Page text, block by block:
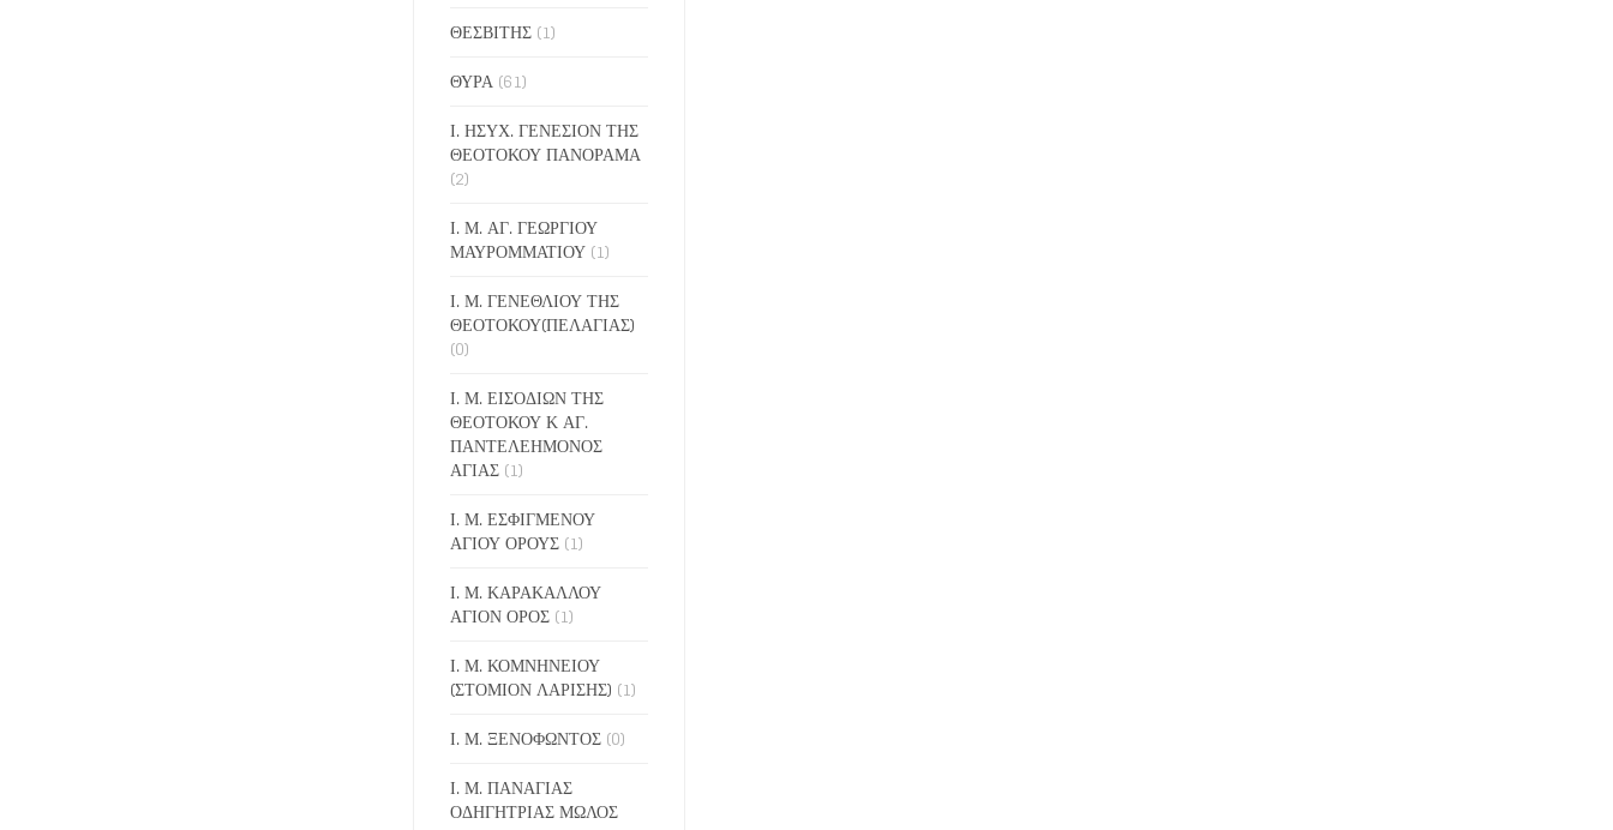
ΘΕΣΒΙΤΗΣ (1)
ΘΥΡΑ (61)
Ι. ΗΣΥΧ. ΓΕΝΕΣΙΟΝ ΤΗΣ
ΘΕΟΤΟΚΟΥ ΠΑΝΟΡΑΜΑ
(2)
Ι. Μ. ΑΓ. ΓΕΩΡΓΙΟΥ
ΜΑΥΡΟΜΜΑΤΙΟΥ (1)
Ι. Μ. ΓΕΝΕΘΛΙΟΥ ΤΗΣ
ΘΕΟΤΟΚΟΥ(ΠΕΛΑΓΙΑΣ)
(0)
Ι. Μ. ΕΙΣΟΔΙΩΝ ΤΗΣ
ΘΕΟΤΟΚΟΥ Κ ΑΓ.
ΠΑΝΤΕΛΕΗΜΟΝΟΣ
ΑΓΙΑΣ (1)
Ι. Μ. ΕΣΦΙΓΜΕΝΟΥ
ΑΓΙΟΥ ΟΡΟΥΣ (1)
Ι. Μ. ΚΑΡΑΚΑΛΛΟΥ
ΑΓΙΟΝ ΟΡΟΣ (1)
Ι. Μ. ΚΟΜΝΗΝΕΙΟΥ
(ΣΤΟΜΙΟΝ ΛΑΡΙΣΗΣ) (1)
Ι. Μ. ΞΕΝΟΦΩΝΤΟΣ (0)
Ι. Μ. ΠΑΝΑΓΙΑΣ
ΟΔΗΓΗΤΡΙΑΣ ΜΩΛΟΣ